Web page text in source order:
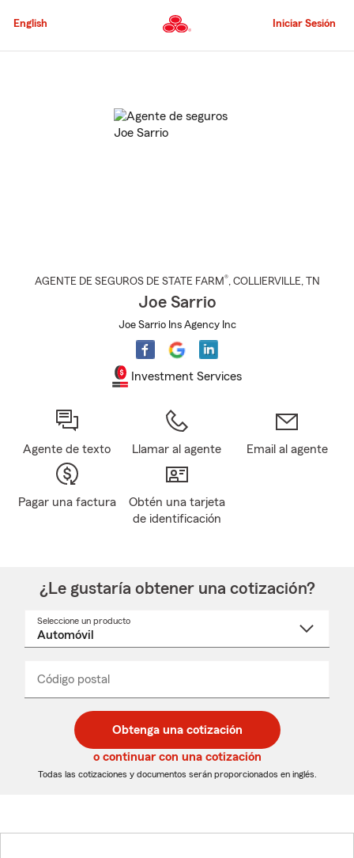
al
principal
English Iniciar Sesión
AGENTE DE SEGUROS DE STATE FARM®, COLLIERVILLE, TN
Joe Sarrio
Joe Sarrio Ins Agency Inc
Investment Services
Agente de texto Llamar al agente Email al agente
Pagar una factura
Obtén una tarjeta
de identificación
¿Le gustaría obtener una cotización?
Seleccione un producto
desplegable
Código postal
de
5
dígitos
de
5
dígitos
_____
Obtenga una cotización
o continuar con una cotización
Todas las cotizaciones y documentos serán proporcionados en inglés.